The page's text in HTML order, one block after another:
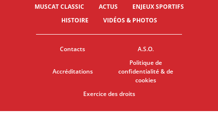
MUSCAT CLASSIC
ACTUS
ENJEUX SPORTIFS
HISTOIRE
VIDÉOS & PHOTOS
Contacts A.S.O.
Accréditations
Politique de
confidentialité & de
cookies
Exercice des droits